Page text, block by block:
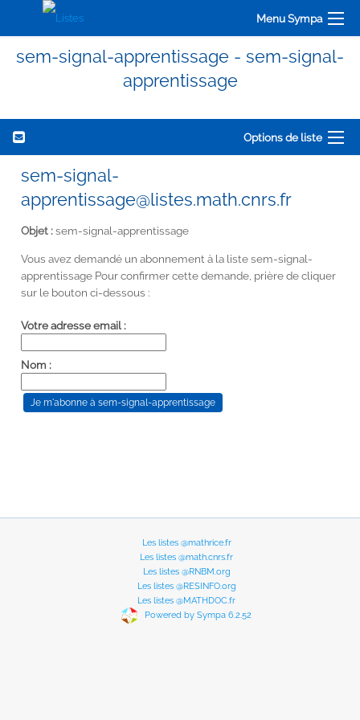
Menu Sympa
sem-signal-apprentissage - sem-signal-
apprentissage
Options de liste
sem-signal-
apprentissage@listes.math.cnrs.fr
Objet :sem-signal-apprentissage
Vous avez demandé un abonnement à la liste sem-signal-
apprentissage Pour confirmer cette demande, prière de cliquer
sur le bouton ci-dessous :
Votre adresse email :
Nom :
Les listes @mathrice.fr
Les listes @math.cnrs.fr
Les listes @RNBM.org
Les listes @RESINFO.org
Les listes @MATHDOC.fr
Powered by Sympa 6.2.52